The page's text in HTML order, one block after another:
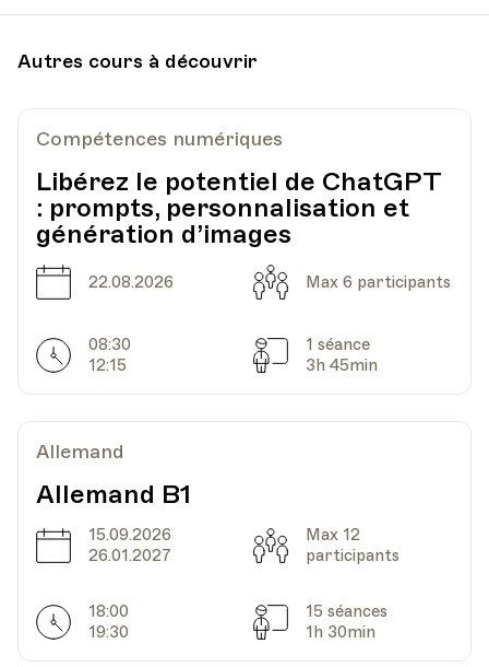
Pully
Autres cours à découvrir
Compétences numériques
Libérez le potentiel de ChatGPT
: prompts, personnalisation et
génération d’images
Date
22.08.2026 Capacité
Max 6 participants
Horarires
08:30
12:15
Séances
1 séance
3h 45min
Allemand
Allemand B1
Date
15.09.2026
26.01.2027
Capacité
Max 12
participants
Horarires
18:00
19:30
Séances
15 séances
1h 30min